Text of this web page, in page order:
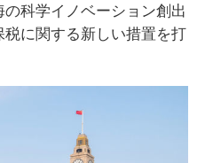
の科学イノベーション創出
に関する新しい措置を打